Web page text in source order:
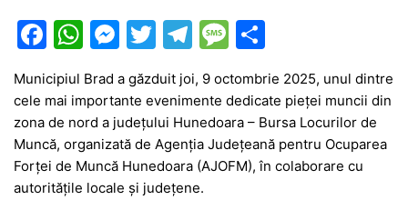
F
a
c
e
b
o
W
at
s
A
p
M
s
s
e
n
T
w
itt
er
T
el
e
gr
a
m
M
s
s
a
g
ar
ta
je
a
z
Municipiul Brad a găzduit joi, 9 octombrie 2025, unul dintre
cele mai importante evenimente dedicate pieței muncii din
zona de nord a județului Hunedoara – Bursa Locurilor de
Muncă, organizată de Agenția Județeană pentru Ocuparea
Forței de Muncă Hunedoara (AJOFM), în colaborare cu
autoritățile locale și județene.